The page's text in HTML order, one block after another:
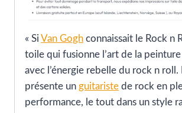
« Si Van Gogh connaissait le Rock n
toile qui fusionne l’art de la peinture
avec l’énergie rebelle du rock n roll.
présente un guitariste de rock en
performance, le tout dans un style